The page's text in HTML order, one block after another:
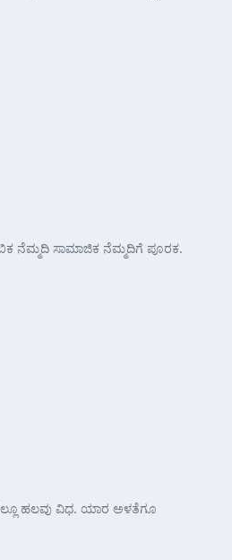
ನೆಮ್ಮದಿ ಸಾಮಾಜಿಕ ನೆಮ್ಮದಿಗೆ ಪೂರಕ.
ಹಲವು ವಿಧ. ಯಾರ ಅಳತೆಗೂ